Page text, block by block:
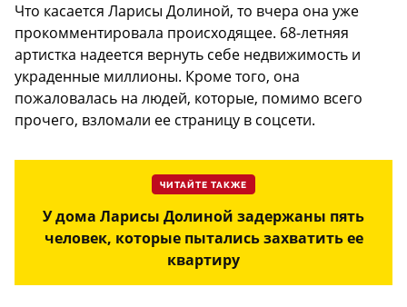
Что касается Ларисы Долиной, то вчера она уже
прокомментировала происходящее. 68-летняя
артистка надеется вернуть себе недвижимость и
украденные миллионы. Кроме того, она
пожаловалась на людей, которые, помимо всего
прочего, взломали ее страницу в соцсети.
ЧИТАЙТЕ ТАКЖЕ
У дома Ларисы Долиной задержаны пять
человек, которые пытались захватить ее
квартиру